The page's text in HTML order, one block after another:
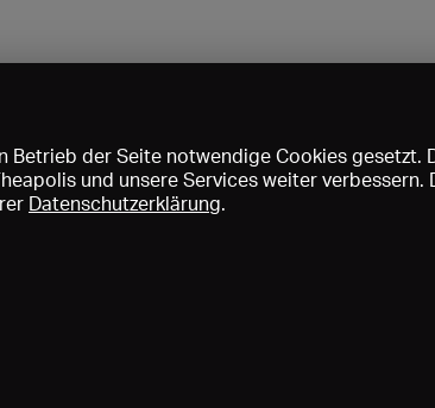
Betrieb der Seite notwendige Cookies gesetzt.
und unsere Services weiter verbessern.
Datenschutzerklärung.